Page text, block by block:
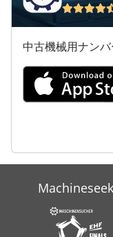
中古機械用ナンバ